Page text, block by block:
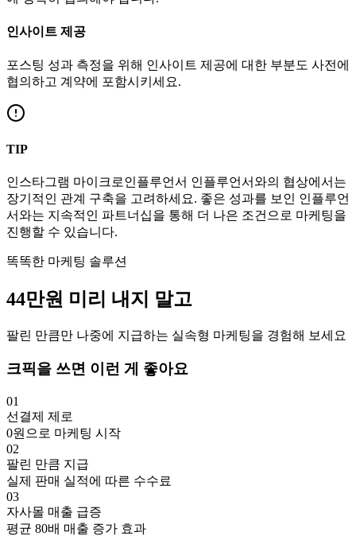
인사이트 제공
포스팅 성과 측정을 위해 인사이트 제공에 대한 부분도 사전에
협의하고 계약에 포함시키세요.
TIP
인스타그램 마이크로인플루언서 인플루언서와의 협상에서는
장기적인 관계 구축을 고려하세요. 좋은 성과를 보인 인플루언
서와는 지속적인 파트너십을 통해 더 나은 조건으로 마케팅을
진행할 수 있습니다.
똑똑한 마케팅 솔루션
44만원 미리 내지 말고
팔린 만큼만 나중에 지급하는 실속형 마케팅을 경험해 보세요
크픽을 쓰면 이런 게 좋아요
01
선결제 제로
0원으로 마케팅 시작
02
팔린 만큼 지급
실제 판매 실적에 따른 수수료
03
자사몰 매출 급증
평균 80배 매출 증가 효과